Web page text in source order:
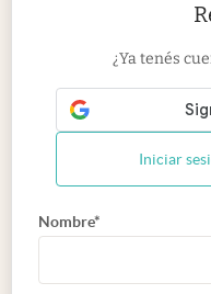
¿Ya tenés
Iniciar
Nombre*